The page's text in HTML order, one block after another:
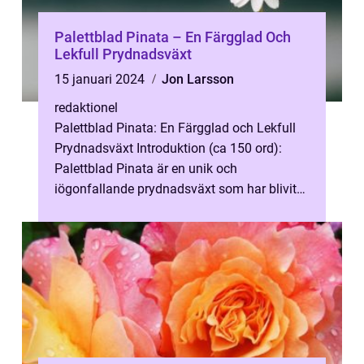
Palettblad Pinata – En Färgglad Och
Lekfull Prydnadsväxt
15 januari 2024
Jon Larsson
redaktionel
Palettblad Pinata: En Färgglad och Lekfull
Prydnadsväxt Introduktion (ca 150 ord):
Palettblad Pinata är en unik och
iögonfallande prydnadsväxt som har blivit
...